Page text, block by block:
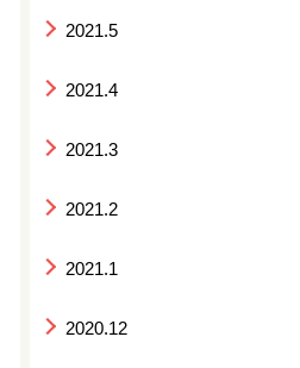
2021.5
2021.4
2021.3
2021.2
2021.1
2020.12